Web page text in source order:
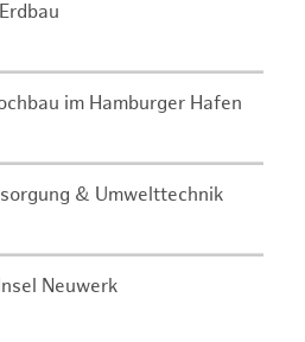
im Hamburger Hafen
& Umwelttechnik
Neuwerk